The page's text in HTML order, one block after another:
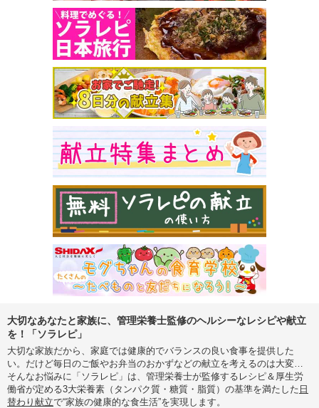
大切なあなたと家族に、管理栄養士監修のヘルシーなレシピや献立
を！「ソラレピ」
大切な家族だから、家庭では健康的でバランスの良い食事を提供した
い。だけど毎日のご飯やお弁当のおかずなどの献立を考えるのは大変…
そんなお悩みに「ソラレピ」は、管理栄養士が監修するレシピ＆厚生労
働省が定める3大栄養素（タンパク質・糖質・脂質）の基準を満たした 日
替わり献立で“家族の健康的な食生活”を実現します。